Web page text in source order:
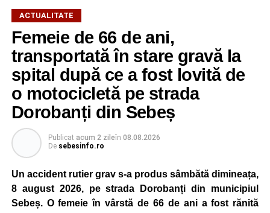
Pentru pompierii din Sebeș, fiecare misiune este
importantă, indiferent dacă este vorba despre salvarea
unei persoane sau a unui animal.
„Pentru noi, fiecare viață contează!”, au transmis
reprezentanții ISU Alba.
Adaugă-ne ca sursă preferată
Urmărește-ne pe Google News
ACTUALITATE
Femeie de 66 de ani,
transportată în stare gravă la
spital după ce a fost lovită de
o motocicletă pe strada
Dorobanți din Sebeș
Publicat acum 2 zileîn 08.08.2026
De sebesinfo.ro
Un accident rutier grav s-a produs sâmbătă dimineața,
8 august 2026, pe strada Dorobanți din municipiul
Sebeș. O femeie în vârstă de 66 de ani a fost rănită